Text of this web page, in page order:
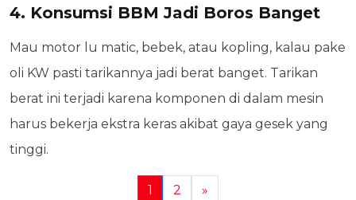
4. Konsumsi BBM Jadi Boros Banget
Mau motor lu matic, bebek, atau kopling, kalau pake
oli KW pasti tarikannya jadi berat banget. Tarikan
berat ini terjadi karena komponen di dalam mesin
harus bekerja ekstra keras akibat gaya gesek yang
tinggi.
1 2 »